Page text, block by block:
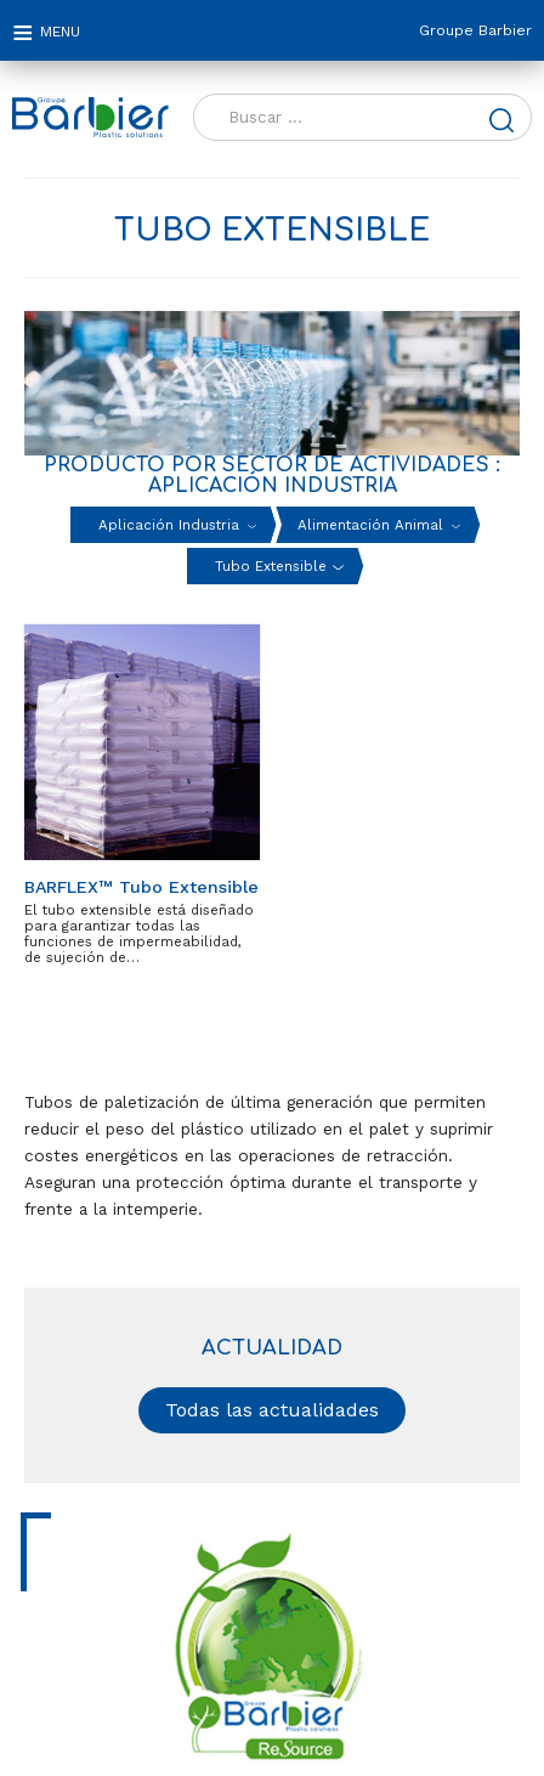
Groupe Barbier
Buscar:
TUBO EXTENSIBLE
PRODUCTO POR SECTOR DE ACTIVIDADES :
APLICACIÓN INDUSTRIA
Aplicación Industria Alimentación Animal
Tubo Extensible
BARFLEX™ Tubo Extensible
El tubo extensible está diseñado
para garantizar todas las
funciones de impermeabilidad,
de sujeción de…
Tubos de paletización de última generación que permiten
reducir el peso del plástico utilizado en el palet y suprimir
costes energéticos en las operaciones de retracción.
Aseguran una protección óptima durante el transporte y
frente a la intemperie.
ACTUALIDAD
Todas las actualidades